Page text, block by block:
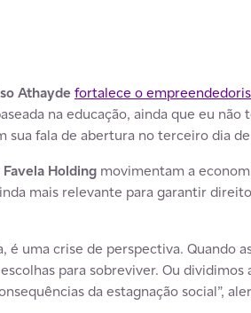
Athaydefortalece o
na educação, ainda que eu
sua fala de abertura no terceiro dia
Favela Holding movimentam a
mais relevante para garantir
uma crise de perspectiva. Quando
para sobreviver. Ou dividimos
da estagnação social”,